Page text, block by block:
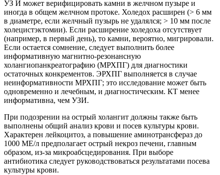
УЗ И может верифицировать камни в желчном пузыре и
иногда в общем желчном протоке. Холедох расширен (> 6 мм
в диаметре, если желчный пузырь не удалялся; > 10 мм после
холецистэктомии). Если расширение холедоха отсутствует
(например, в первый день), то камни, вероятно, мигрировали.
Если остается сомнение, следует выполнить более
информативную магнитно-резонансную
холангиопанкреатографию (МРХПГ) для диагностики
остаточных конкрементов. ЭРХПГ выполняется в случае
неинформативности МРХПГ; это исследование может быть
одновременно и лечебным, и диагностическим. КТ менее
информативна, чем УЗИ.
При подозрении на острый холангит должны также быть
выполнены общий анализ крови и посев культуры крови.
Характерен лейкоцитоз, а повышение аминотрансфераз до
1000 МЕ/л предполагает острый некроз печени, главным
образом, из-за микроабсцедирования. При выборе
антибиотика следует руководствоваться результатами посева
культуры крови.